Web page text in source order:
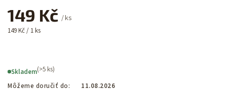
149 Kč / ks
149 Kč / 1 ks
Skladem(>5 ks)
Môžeme doručiť do:
11.08.2026